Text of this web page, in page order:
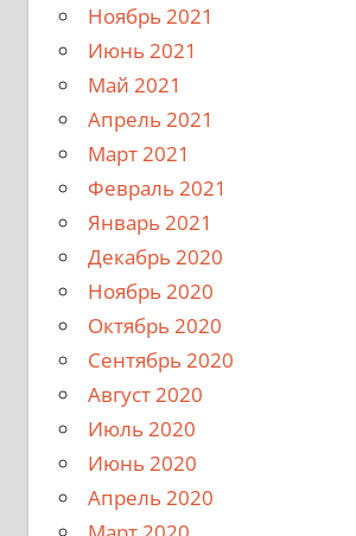
Ноябрь 2021
Июнь 2021
Май 2021
Апрель 2021
Март 2021
Февраль 2021
Январь 2021
Декабрь 2020
Ноябрь 2020
Октябрь 2020
Сентябрь 2020
Август 2020
Июль 2020
Июнь 2020
Апрель 2020